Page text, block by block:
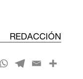
REDACCIÓN